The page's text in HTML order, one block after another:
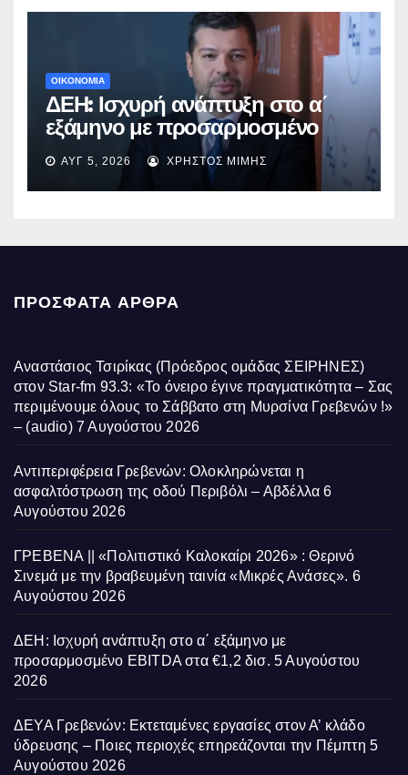
ΟΙΚΟΝΟΜΙΑ
ΔΕΗ: Ισχυρή ανάπτυξη στο α΄
εξάμηνο με προσαρμοσμένο
EBITDA στα €1,2 δισ.
ΑΥΓ 5, 2026 ΧΡΉΣΤΟΣ ΜΊΜΗΣ
ΠΡΌΣΦΑΤΑ ΆΡΘΡΑ
Αναστάσιος Τσιρίκας (Πρόεδρος ομάδας ΣΕΙΡΗΝΕΣ)
στον Star-fm 93.3: «Το όνειρο έγινε πραγματικότητα – Σας
περιμένουμε όλους το Σάββατο στη Μυρσίνα Γρεβενών !»
– (audio) 7 Αυγούστου 2026
Αντιπεριφέρεια Γρεβενών: Ολοκληρώνεται η
ασφαλτόστρωση της οδού Περιβόλι – Αβδέλλα 6
Αυγούστου 2026
ΓΡΕΒΕΝΑ || «Πολιτιστικό Καλοκαίρι 2026» : Θερινό
Σινεμά με την βραβευμένη ταινία «Μικρές Ανάσες». 6
Αυγούστου 2026
ΔΕΗ: Ισχυρή ανάπτυξη στο α΄ εξάμηνο με
προσαρμοσμένο EBITDA στα €1,2 δισ. 5 Αυγούστου
2026
ΔΕΥΑ Γρεβενών: Εκτεταμένες εργασίες στον Α’ κλάδο
ύδρευσης – Ποιες περιοχές επηρεάζονται την Πέμπτη 5
Αυγούστου 2026